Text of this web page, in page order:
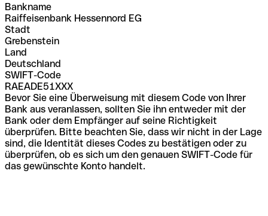
Bankname
Raiffeisenbank Hessennord EG
Stadt
Grebenstein
Land
Deutschland
SWIFT-Code
RAEADE51XXX
Bevor Sie eine Überweisung mit diesem Code von Ihrer
Bank aus veranlassen, sollten Sie ihn entweder mit der
Bank oder dem Empfänger auf seine Richtigkeit
überprüfen. Bitte beachten Sie, dass wir nicht in der Lage
sind, die Identität dieses Codes zu bestätigen oder zu
überprüfen, ob es sich um den genauen SWIFT-Code für
das gewünschte Konto handelt.